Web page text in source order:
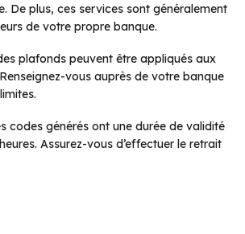
De plus, ces services sont généralement
de votre propre banque.
plafonds peuvent être appliqués aux
vous auprès de votre banque
codes générés ont une durée de validité
Assurez-vous d’effectuer le retrait